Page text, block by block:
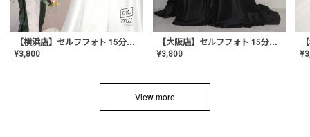
【横浜店】セルフフォト 15分撮り放題プラン
¥3,800
【大阪店】セルフフォト 15分撮り放題プラン
¥3,800 ¥
View more